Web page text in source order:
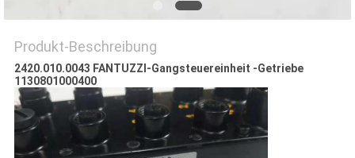
Produkt-Beschreibung
2420.010.0043 FANTUZZI-Gangsteuereinheit -Getriebe
1130801000400